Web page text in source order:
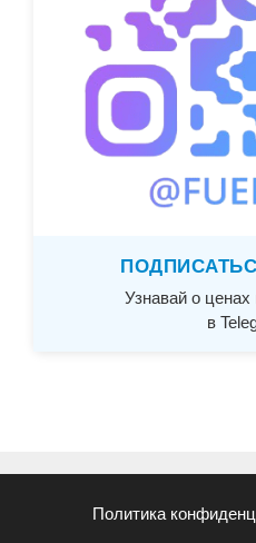
Узнавай о
в
Политика